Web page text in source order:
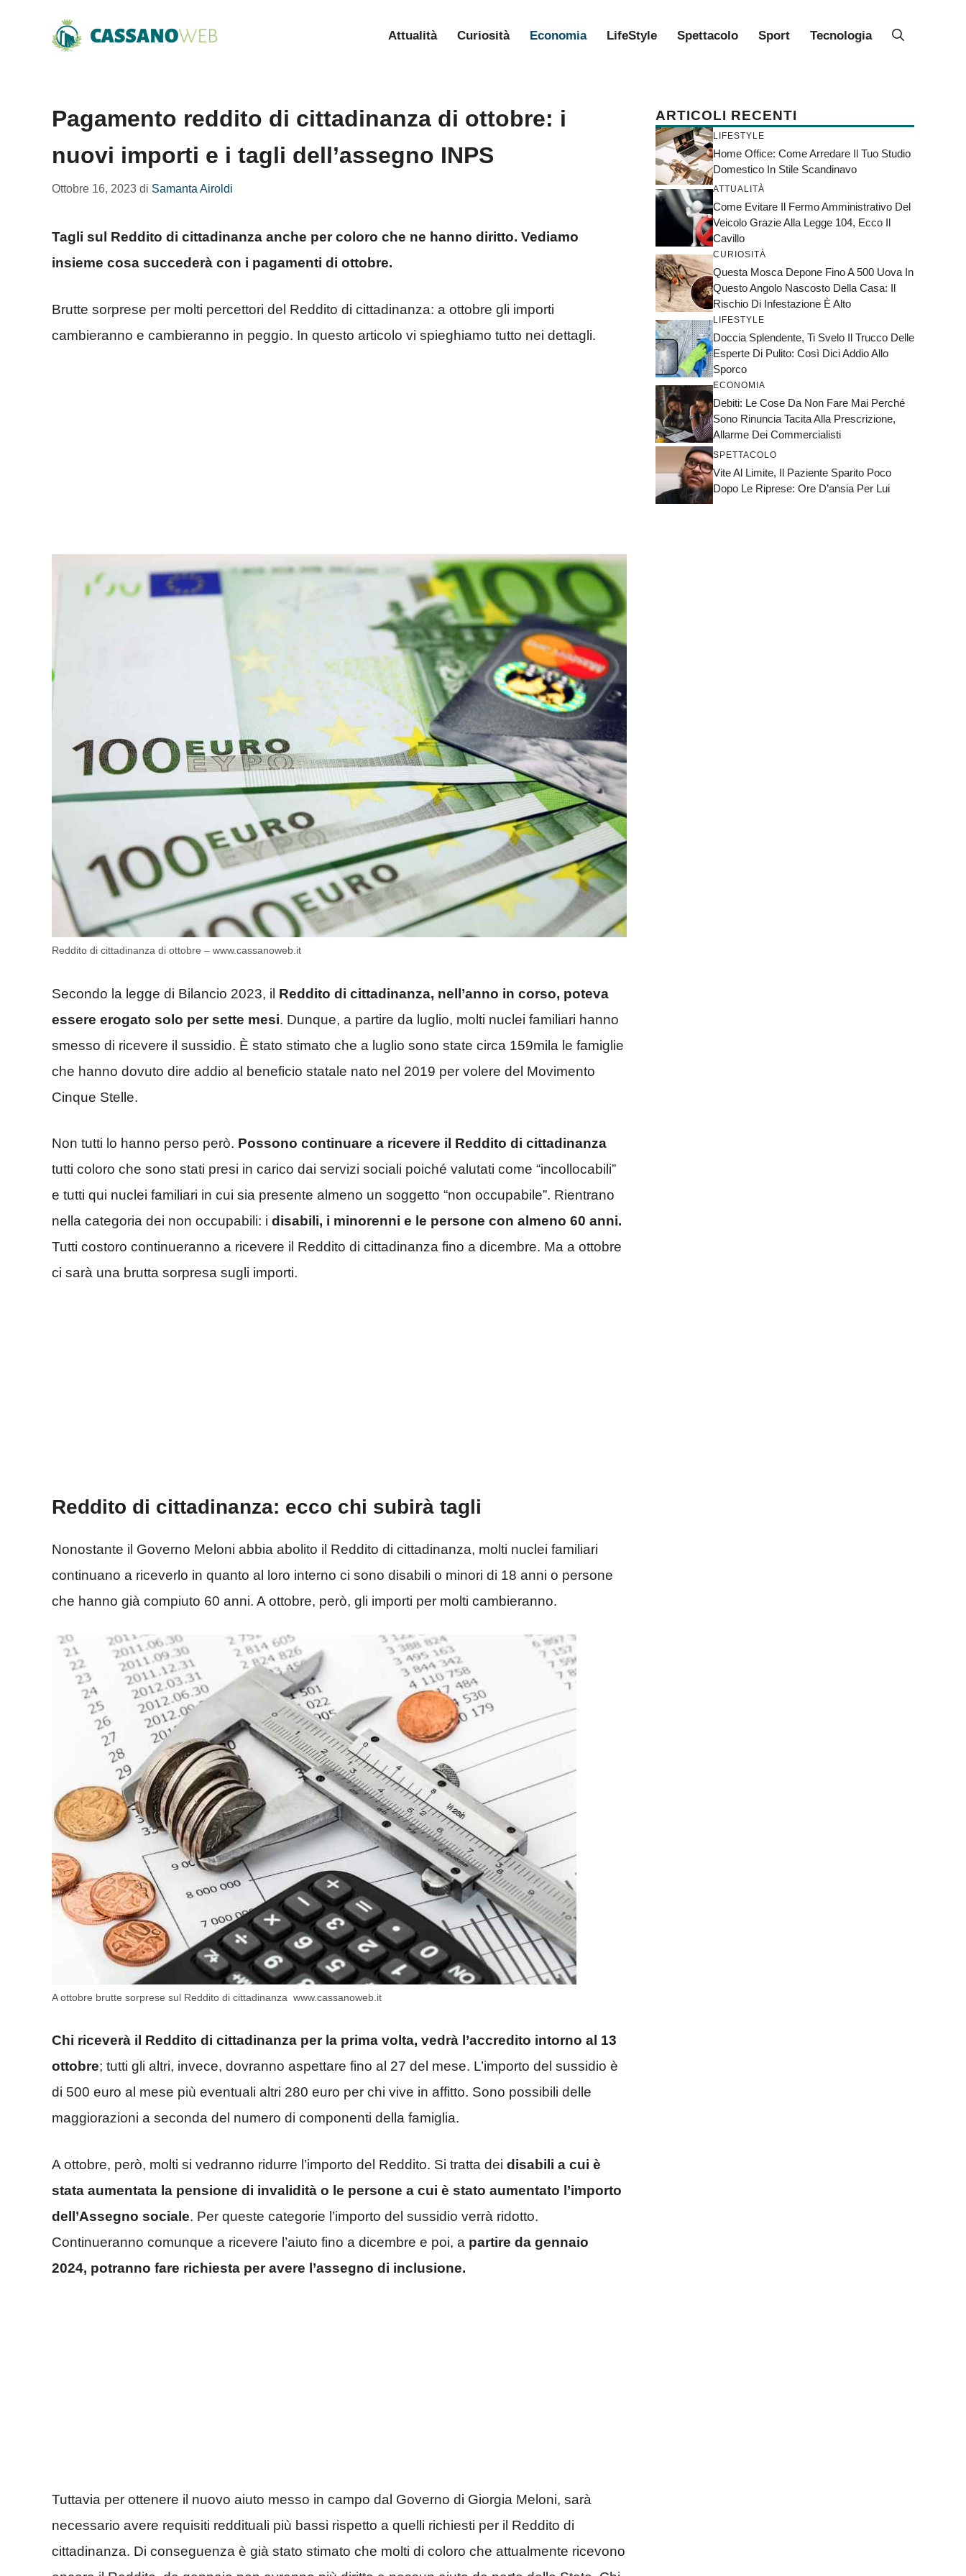
Attualità Curiosità Economia LifeStyle Spettacolo Sport Tecnologia
Pagamento reddito di cittadinanza di ottobre: i
nuovi importi e i tagli dell’assegno INPS
Ottobre 16, 2023 di Samanta Airoldi
Tagli sul Reddito di cittadinanza anche per coloro che ne hanno diritto. Vediamo
insieme cosa succederà con i pagamenti di ottobre.
Brutte sorprese per molti percettori del Reddito di cittadinanza: a ottobre gli importi
cambieranno e cambieranno in peggio. In questo articolo vi spieghiamo tutto nei dettagli.
Reddito di cittadinanza di ottobre – www.cassanoweb.it
Secondo la legge di Bilancio 2023, il Reddito di cittadinanza, nell’anno in corso, poteva
essere erogato solo per sette mesi. Dunque, a partire da luglio, molti nuclei familiari hanno
smesso di ricevere il sussidio. È stato stimato che a luglio sono state circa 159mila le famiglie
che hanno dovuto dire addio al beneficio statale nato nel 2019 per volere del Movimento
Cinque Stelle.
Non tutti lo hanno perso però. Possono continuare a ricevere il Reddito di cittadinanza
tutti coloro che sono stati presi in carico dai servizi sociali poiché valutati come “incollocabili”
e tutti qui nuclei familiari in cui sia presente almeno un soggetto “non occupabile”. Rientrano
nella categoria dei non occupabili: i disabili, i minorenni e le persone con almeno 60 anni.
Tutti costoro continueranno a ricevere il Reddito di cittadinanza fino a dicembre. Ma a ottobre
ci sarà una brutta sorpresa sugli importi.
Reddito di cittadinanza: ecco chi subirà tagli
Nonostante il Governo Meloni abbia abolito il Reddito di cittadinanza, molti nuclei familiari
continuano a riceverlo in quanto al loro interno ci sono disabili o minori di 18 anni o persone
che hanno già compiuto 60 anni. A ottobre, però, gli importi per molti cambieranno.
A ottobre brutte sorprese sul Reddito di cittadinanza www.cassanoweb.it
Chi riceverà il Reddito di cittadinanza per la prima volta, vedrà l’accredito intorno al 13
ottobre; tutti gli altri, invece, dovranno aspettare fino al 27 del mese. L’importo del sussidio è
di 500 euro al mese più eventuali altri 280 euro per chi vive in affitto. Sono possibili delle
maggiorazioni a seconda del numero di componenti della famiglia.
A ottobre, però, molti si vedranno ridurre l’importo del Reddito. Si tratta dei disabili a cui è
stata aumentata la pensione di invalidità o le persone a cui è stato aumentato l’importo
dell’Assegno sociale. Per queste categorie l’importo del sussidio verrà ridotto.
Continueranno comunque a ricevere l’aiuto fino a dicembre e poi, a partire da gennaio
2024, potranno fare richiesta per avere l’assegno di inclusione.
Tuttavia per ottenere il nuovo aiuto messo in campo dal Governo di Giorgia Meloni, sarà
necessario avere requisiti reddituali più bassi rispetto a quelli richiesti per il Reddito di
cittadinanza. Di conseguenza è già stato stimato che molti di coloro che attualmente ricevono
ARTICOLI RECENTI
LIFESTYLE
Home Office: Come Arredare Il Tuo Studio
Domestico In Stile Scandinavo
ATTUALITÀ
Come Evitare Il Fermo Amministrativo Del
Veicolo Grazie Alla Legge 104, Ecco Il
Cavillo
CURIOSITÀ
Questa Mosca Depone Fino A 500 Uova In
Questo Angolo Nascosto Della Casa: Il
Rischio Di Infestazione È Alto
LIFESTYLE
Doccia Splendente, Ti Svelo Il Trucco Delle
Esperte Di Pulito: Così Dici Addio Allo
Sporco
ECONOMIA
Debiti: Le Cose Da Non Fare Mai Perché
Sono Rinuncia Tacita Alla Prescrizione,
Allarme Dei Commercialisti
SPETTACOLO
Vite Al Limite, Il Paziente Sparito Poco
Dopo Le Riprese: Ore D’ansia Per Lui